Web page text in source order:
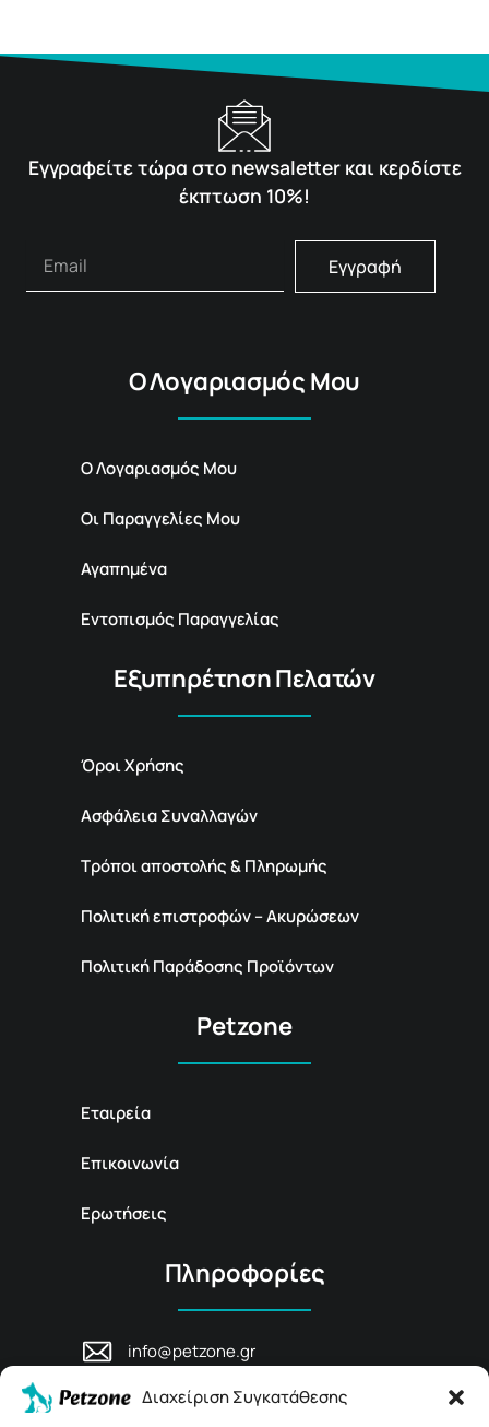
Διαχείριση Συγκατάθεσης
Εγγραφείτε τώρα στο newsaletter και κερδίστε
έκπτωση 10%!
Εγγραφή
Ο Λογαριασμός Μου
Ο Λογαριασμός Μου
Οι Παραγγελίες Μου
Αγαπημένα
Εντοπισμός Παραγγελίας
Εξυπηρέτηση Πελατών
Όροι Χρήσης
Ασφάλεια Συναλλαγών
Τρόποι αποστολής & Πληρωμής
Πολιτική επιστροφών – Ακυρώσεων
Πολιτική Παράδοσης Προϊόντων
Petzone
Εταιρεία
Επικοινωνία
Ερωτήσεις
Πληροφορίες
info@petzone.gr
Ρέθυμνο, Κρήτη